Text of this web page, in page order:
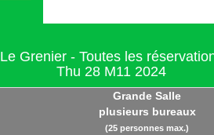
Le Grenier - Toutes les
Thu 28 M11 2024
Grande Salle
plusieurs bureaux
(25 personnes max.)